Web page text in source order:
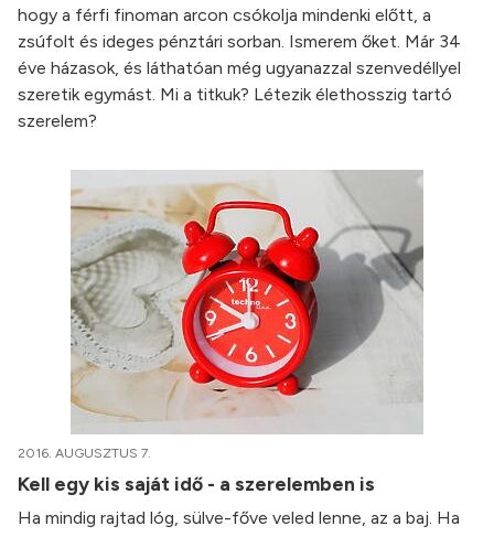
hogy a férfi finoman arcon csókolja mindenki előtt, a
zsúfolt és ideges pénztári sorban. Ismerem őket. Már 34
éve házasok, és láthatóan még ugyanazzal szenvedéllyel
szeretik egymást. Mi a titkuk? Létezik élethosszig tartó
szerelem?
2016. AUGUSZTUS 7.
Kell egy kis saját idő - a szerelemben is
Ha mindig rajtad lóg, sülve-főve veled lenne, az a baj. Ha